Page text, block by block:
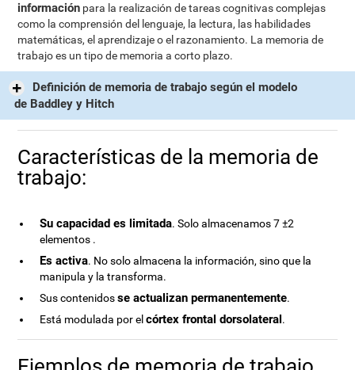
información para la realización de tareas cognitivas complejas
como la comprensión del lenguaje, la lectura, las habilidades
matemáticas, el aprendizaje o el razonamiento. La memoria de
trabajo es un tipo de memoria a corto plazo.
Definición de memoria de trabajo según el modelo
de Baddley y Hitch
Características de la memoria de
trabajo:
Su capacidad es limitada. Solo almacenamos 7 ±2
elementos .
Es activa. No solo almacena la información, sino que la
manipula y la transforma.
Sus contenidosse actualizan permanentemente.
Está modulada por elcórtex frontal dorsolateral.